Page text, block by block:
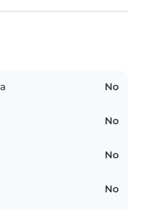
No
No
No
No